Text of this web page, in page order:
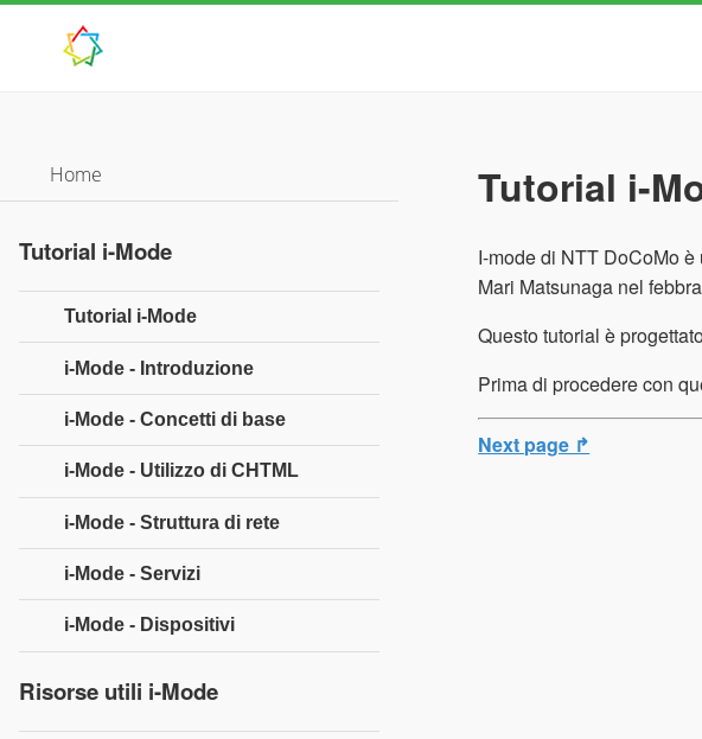
Tutorial i-
I-mode di NTT DoCoMo
Mari Matsunaga nel
Questo tutorial è
Prima di procedere con
Next page ↱
Home
Tutorial i-Mode
Tutorial i-Mode
i-Mode - Introduzione
i-Mode - Concetti di base
i-Mode - Utilizzo di CHTML
i-Mode - Struttura di rete
i-Mode - Servizi
i-Mode - Dispositivi
Risorse utili i-Mode